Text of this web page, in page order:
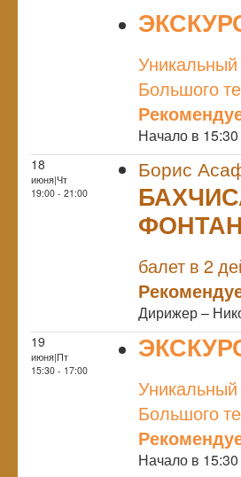
Большого
Начало в 15:30
18
июня|Чт
19:00 - 21:00
Борис
ФОНТАН
балет в 2
Дирижер –
19
июня|Пт
15:30 - 17:00
Большого
Начало в 15:30